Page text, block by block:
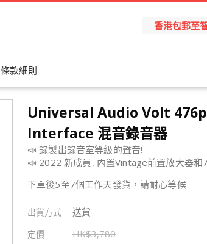
香港包郵至
條款細則
Universal Audio Volt 476p
Interface 混音錄音器
📣 錄製出錄音室等級的聲音!
📣 2022 新成員, 內置Vintage前置放大器和
下單後5至7個工作天發貨，請耐心等候
出貨方式 送貨
定價 HK$3,780